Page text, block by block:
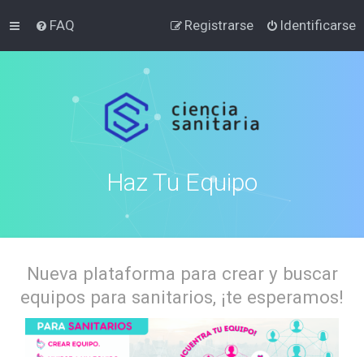
FAQ Identificarse
Registrarse
Haz Tu Equipo
Nueva plataforma para crear y buscar
equipos para sanitarios, ¡te esperamos!